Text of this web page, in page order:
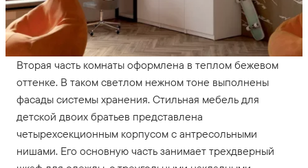
Вторая часть комнаты оформлена в теплом бежевом
оттенке. В таком светлом нежном тоне выполнены
фасады системы хранения. Стильная мебель для
детской двоих братьев представлена
четырехсекционным корпусом с антресольными
нишами. Его основную часть занимает трехдверный